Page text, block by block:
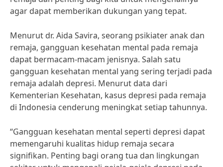
agar dapat memberikan dukungan yang tepat.
Menurut dr. Aida Savira, seorang psikiater anak dan
remaja, gangguan kesehatan mental pada remaja
dapat bermacam-macam jenisnya. Salah satu
gangguan kesehatan mental yang sering terjadi pada
remaja adalah depresi. Menurut data dari
Kementerian Kesehatan, kasus depresi pada remaja
di Indonesia cenderung meningkat setiap tahunnya.
“Gangguan kesehatan mental seperti depresi dapat
memengaruhi kualitas hidup remaja secara
signifikan. Penting bagi orang tua dan lingkungan